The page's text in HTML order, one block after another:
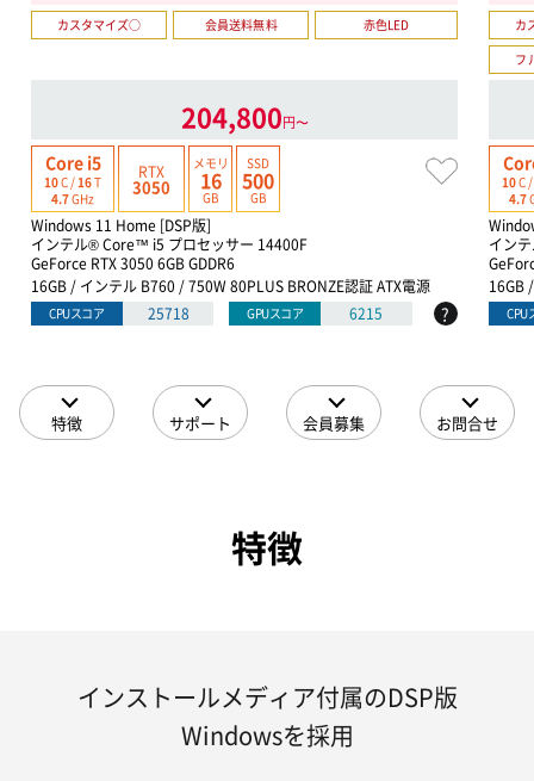
カスタマイズ○ 会員送料無料 赤色LED
204,800円〜
Core i5
10C / 16T
4.7GHz
RTX
3050
メモリ
16
GB
SSD
500
GB
Windows 11 Home [DSP版]
インテル® Core™ i5 プロセッサー 14400F
GeForce RTX 3050 6GB GDDR6
16GB / インテル B760 / 750W 80PLUS BRONZE認証 ATX電源
CPUスコア 25718 GPUスコア 6215 ?
カ
フ
10C /
4.7
イン
16GB
CPU
特徴 サポート 会員募集 お問合せ
特徴
インストールメディア付属のDSP版
Windowsを採用